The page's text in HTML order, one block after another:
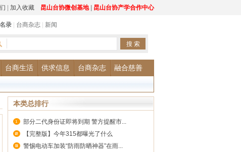
昆山台协微创基地| 昆山台协产学合作中心
加入收藏
录 台商杂志 新闻
台商生活 供求信息 台商杂志 融合慈善
本类总排行
部分二代身份证即将到期 警方提醒市...
【完整版】今年315都曝光了什么
警惕电动车加装“防雨防晒神器”在雨...